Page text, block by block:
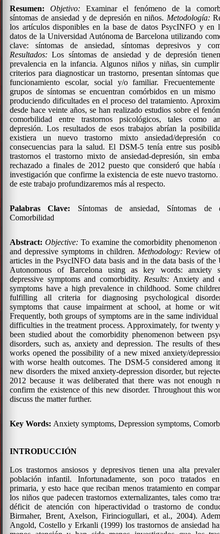
Resumen: Objetivo: Examinar el fenómeno de la
síntomas de ansiedad y de depresión en niños. Metodología:
los artículos disponibles en la base de datos PsycINFO y en
datos de la Universidad Autónoma de Barcelona utilizando
clave: síntomas de ansiedad, síntomas depresivos y
Resultados: Los síntomas de ansiedad y de depresión
prevalencia en la infancia. Algunos niños y niñas, sin
criterios para diagnosticar un trastorno, presentan síntomas
funcionamiento escolar, social y/o familiar. Frecuentemente
grupos de síntomas se encuentran comórbidos en un mismo
produciendo dificultades en el proceso del tratamiento.
desde hace veinte años, se han realizado estudios sobre el
comorbilidad entre trastornos psicológicos, tales como
depresión. Los resultados de esos trabajos abrían la
existiera un nuevo trastorno mixto ansiedad/depresión
consecuencias para la salud. El DSM-5 tenía entre sus
trastornos el trastorno mixto de ansiedad-depresión, sin
rechazado a finales de 2012 puesto que consideró que había
investigación que confirme la existencia de este nuevo
de este trabajo profundizaremos más al respecto.
Palabras Clave: Síntomas de ansiedad, Síntomas de
Comorbilidad
Abstract: Objective: To examine the comorbidity
and depressive symptoms in children. Methodology: Review
articles in the PsycINFO data basis and in the data basis of the
Autonomous of Barcelona using as key words: anxiety
depressive symptoms and comorbidity. Results: Anxiety and
symptoms have a high prevalence in childhood. Some
fulfilling all criteria for diagnosing psychological
symptoms that cause impairment at school, at home or
Frequently, both groups of symptoms are in the same
difficulties in the treatment process. Approximately, for twenty
been studied about the comorbidity phenomenon between
disorders, such as, anxiety and depression. The results of
works opened the possibility of a new mixed anxiety/
with worse health outcomes. The DSM-5 considered among
new disorders the mixed anxiety-depression disorder, but
2012 because it was deliberated that there was not enough
confirm the existence of this new disorder. Throughout this
discuss the matter further.
Key Words: Anxiety symptoms, Depression symptoms,
INTRODUCCIÓN
Los trastornos ansiosos y depresivos tienen una alta
población infantil. Infortunadamente, son poco tratados
primaria, y esto hace que reciban menos tratamiento en
los niños que padecen trastornos externalizantes, tales como
déficit de atención con hiperactividad o trastorno de
Birmaher, Brent, Axelson, Firinciogullari, et al., 2004).
Angold, Costello y Erkanli (1999) los trastornos de ansiedad